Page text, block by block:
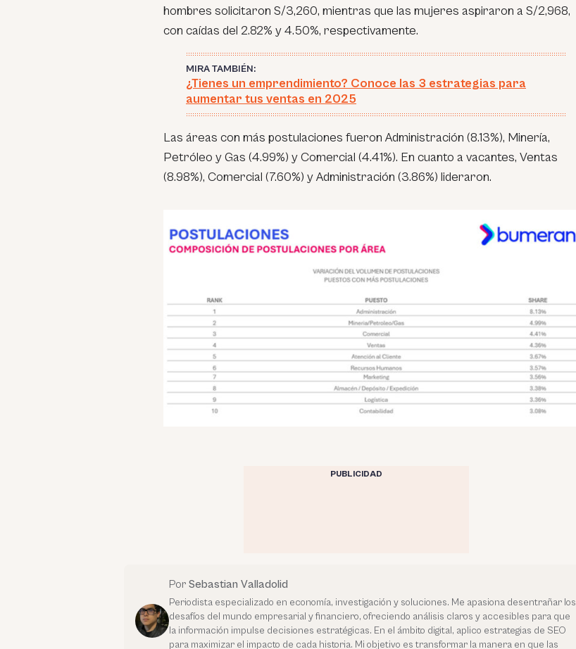
hombres solicitaron S/3,260, mientras que las mujeres aspiraron a S/2,968,
con caídas del 2.82% y 4.50%, respectivamente.
MIRA TAMBIÉN:
¿Tienes un emprendimiento? Conoce las 3 estrategias para
aumentar tus ventas en 2025
Las áreas con más postulaciones fueron Administración (8.13%), Minería,
Petróleo y Gas (4.99%) y Comercial (4.41%). En cuanto a vacantes, Ventas
(8.98%), Comercial (7.60%) y Administración (3.86%) lideraron.
PUBLICIDAD
Por Sebastian Valladolid
Periodista especializado en economía, investigación y soluciones. Me apasiona desentrañar los
desafíos del mundo empresarial y financiero, ofreciendo análisis claros y accesibles para que
la información impulse decisiones estratégicas. En el ámbito digital, aplico estrategias de SEO
para maximizar el impacto de cada historia. Mi objetivo es transformar la manera en que las